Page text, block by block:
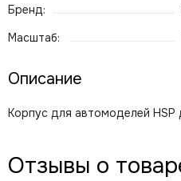
Бренд:
Масштаб:
Описание
Корпус для автомоделей HSP
Отзывы о